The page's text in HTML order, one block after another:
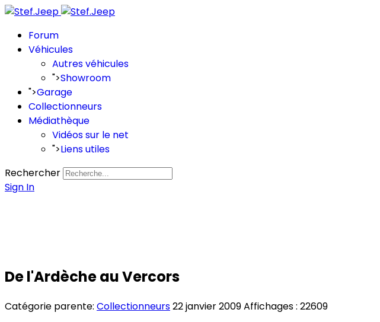
Forum
Véhicules
Autres véhicules
">Showroom
">Garage
Collectionneurs
Médiathèque
Vidéos sur le net
">Liens utiles
Rechercher
Sign In
De l'Ardèche au Vercors
Catégorie parente: Collectionneurs22 janvier 2009Affichages : 22609